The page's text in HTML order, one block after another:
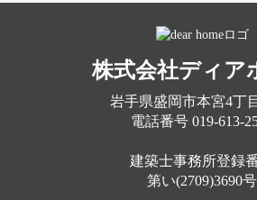
株式会社ディア
岩手県盛岡市本宮4丁
電話番号 019-613-
建築士事務所登録
第い(2709)3690号